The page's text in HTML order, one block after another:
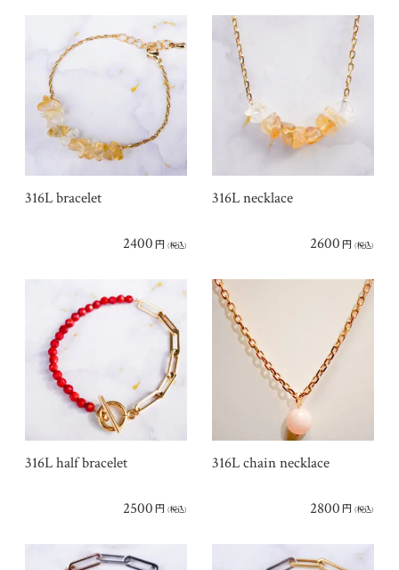
316L bracelet
2400 円 (税込)
316L necklace
2600 円 (税込)
316L half bracelet
2500 円 (税込)
316L chain necklace
2800 円 (税込)